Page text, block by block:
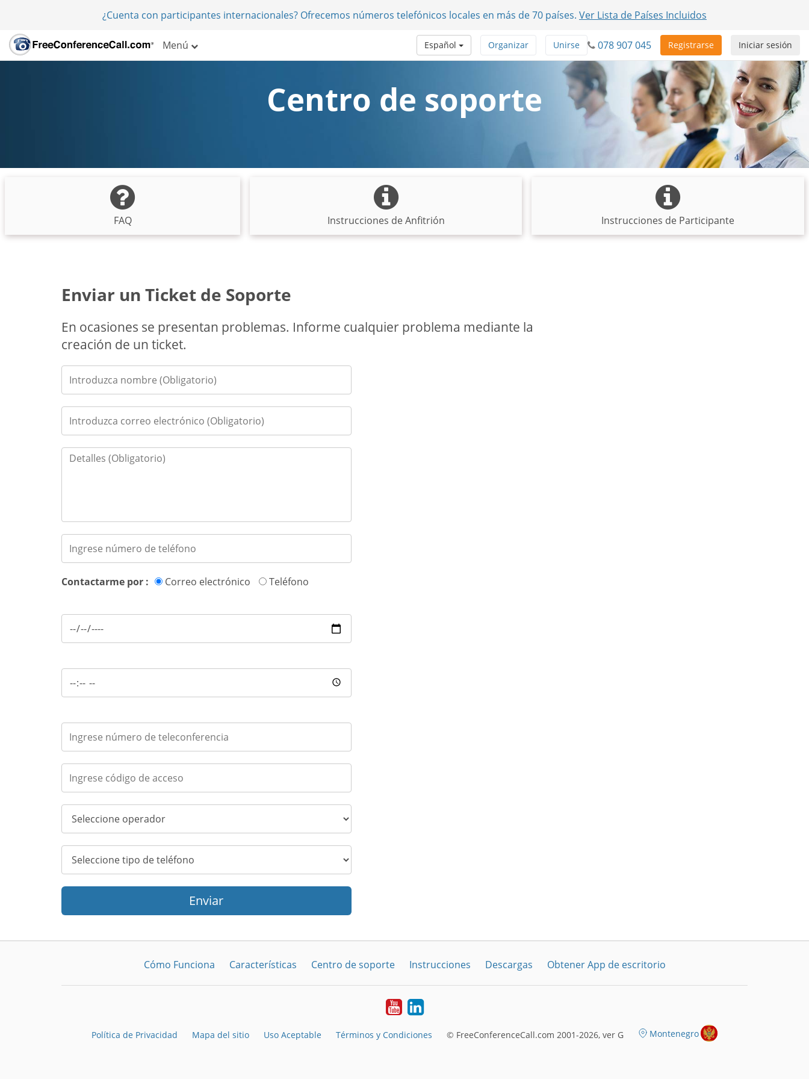
¿Cuenta con participantes internacionales? Ofrecemos números telefónicos locales en más de 70 países. Ver Lista de Países Incluidos
Menú Iniciar sesión
Registrarse
078 907 045
Unirse
Organizar
Español
Centro de soporte
FAQ Instrucciones de Anfitrión Instrucciones de Participante
Enviar un Ticket de Soporte
En ocasiones se presentan problemas. Informe cualquier problema mediante la
creación de un ticket.
Contactarme por : Correo electrónico Teléfono
Enviar
Cómo Funciona Características Centro de soporte Instrucciones Descargas Obtener App de escritorio
YouTubeLinkedIn
Política de Privacidad Mapa del sitio Uso Aceptable Términos y Condiciones © FreeConferenceCall.com 2001-2026, ver G Montenegro